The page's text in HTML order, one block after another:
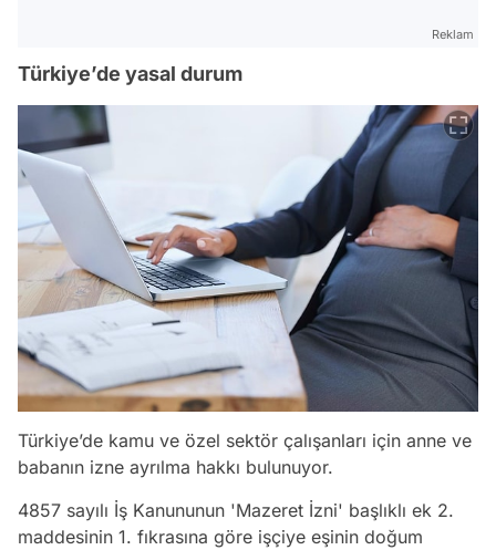
Reklam
Türkiye’de yasal durum
Türkiye’de kamu ve özel sektör çalışanları için anne ve
babanın izne ayrılma hakkı bulunuyor.
4857 sayılı İş Kanununun 'Mazeret İzni' başlıklı ek 2.
maddesinin 1. fıkrasına göre işçiye eşinin doğum